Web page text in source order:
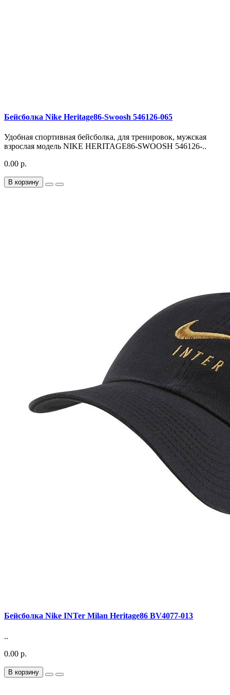
Бейсболка Nike Heritage86-Swoosh 546126-065
Удобная спортивная бейсболка, для тренировок, мужская
взрослая модель NIKE HERITAGE86-SWOOSH 546126-..
0.00 р.
В корзину
Бейсболка Nike INTer Milan Heritage86 BV4077-013
..
0.00 р.
В корзину